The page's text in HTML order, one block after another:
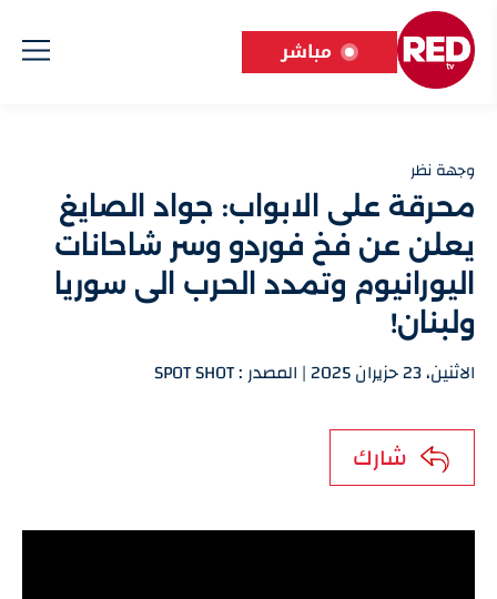
مباشر
وجهة نظر
محرقة على الابواب: جواد الصايغ
يعلن عن فخ فوردو وسر شاحانات
اليورانيوم وتمدد الحرب الى سوريا
ولبنان!
الاثنين، 23 حزيران 2025 | المصدر : SPOT SHOT
شارك